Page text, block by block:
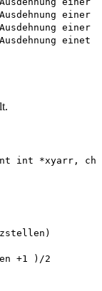
einer
einer
+1 )/2